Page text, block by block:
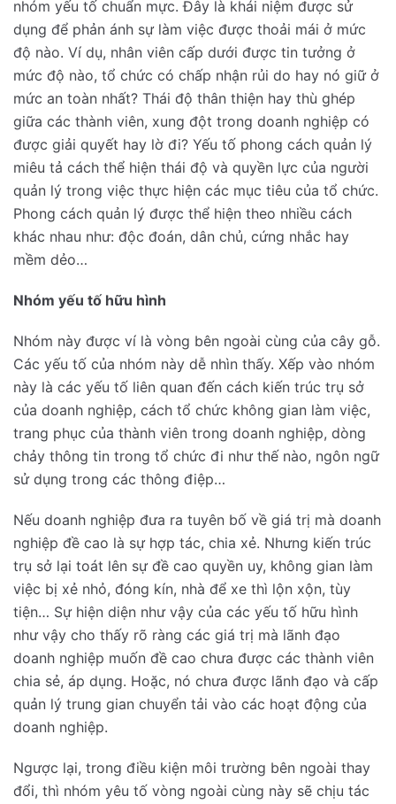
nhóm yếu tố chuẩn mực. Đây là khái niệm được sử
dụng để phản ánh sự làm việc được thoải mái ở mức
độ nào. Ví dụ, nhân viên cấp dưới được tin tưởng ở
mức độ nào, tổ chức có chấp nhận rủi do hay nó giữ ở
mức an toàn nhất? Thái độ thân thiện hay thù ghép
giữa các thành viên, xung đột trong doanh nghiệp có
được giải quyết hay lờ đi? Yếu tố phong cách quản lý
miêu tả cách thể hiện thái độ và quyền lực của người
quản lý trong việc thực hiện các mục tiêu của tổ chức.
Phong cách quản lý được thể hiện theo nhiều cách
khác nhau như: độc đoán, dân chủ, cứng nhắc hay
mềm dẻo…
Nhóm yếu tố hữu hình
Nhóm này được ví là vòng bên ngoài cùng của cây gỗ.
Các yếu tố của nhóm này dễ nhìn thấy. Xếp vào nhóm
này là các yếu tố liên quan đến cách kiến trúc trụ sở
của doanh nghiệp, cách tổ chức không gian làm việc,
trang phục của thành viên trong doanh nghiệp, dòng
chảy thông tin trong tổ chức đi như thế nào, ngôn ngữ
sử dụng trong các thông điệp…
Nếu doanh nghiệp đưa ra tuyên bố về giá trị mà doanh
nghiệp đề cao là sự hợp tác, chia xẻ. Nhưng kiến trúc
trụ sở lại toát lên sự đề cao quyền uy, không gian làm
việc bị xẻ nhỏ, đóng kín, nhà để xe thì lộn xộn, tùy
tiện… Sự hiện diện như vậy của các yếu tố hữu hình
như vậy cho thấy rõ ràng các giá trị mà lãnh đạo
doanh nghiệp muốn đề cao chưa được các thành viên
chia sẻ, áp dụng. Hoặc, nó chưa được lãnh đạo và cấp
quản lý trung gian chuyển tải vào các hoạt động của
doanh nghiệp.
Ngược lại, trong điều kiện môi trường bên ngoài thay
đổi, thì nhóm yêu tố vòng ngoài cùng này sẽ chịu tác